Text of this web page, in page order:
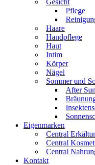
Pflege
Haare
Handpflege
Haut
Intim
Körper
Nägel
Sommer und
After Sun
Eigenmarken
Central
Central
Central
Kontakt